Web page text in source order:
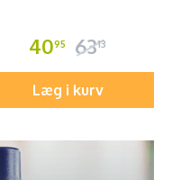
4095 6313
Læg i kurv